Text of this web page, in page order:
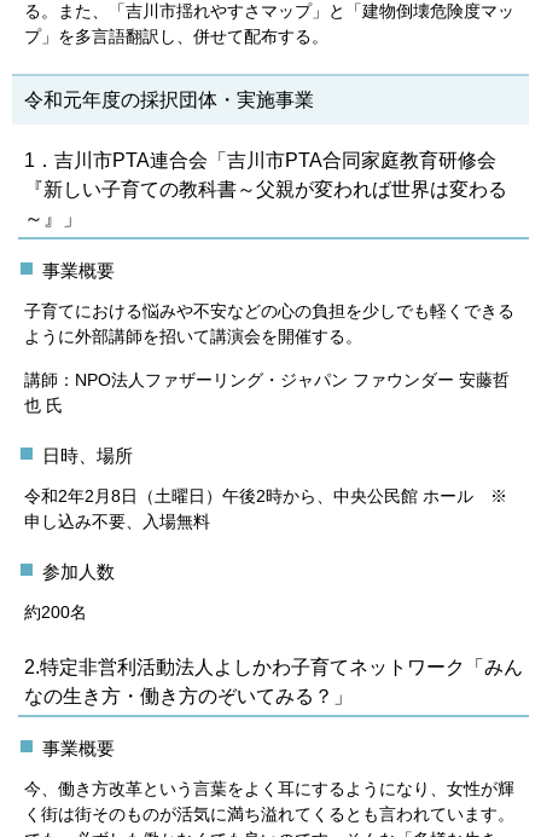
る。また、「吉川市揺れやすさマップ」と「建物倒壊危険度マッ
プ」を多言語翻訳し、併せて配布する。
令和元年度の採択団体・実施事業
1．吉川市PTA連合会「吉川市PTA合同家庭教育研修会
『新しい子育ての教科書～父親が変われば世界は変わる
～』」
事業概要
子育てにおける悩みや不安などの心の負担を少しでも軽くできる
ように外部講師を招いて講演会を開催する。
講師：NPO法人ファザーリング・ジャパン ファウンダー 安藤哲
也 氏
日時、場所
令和2年2月8日（土曜日）午後2時から、中央公民館 ホール ※
申し込み不要、入場無料
参加人数
約200名
2.特定非営利活動法人よしかわ子育てネットワーク「みん
なの生き方・働き方のぞいてみる？」
事業概要
今、働き方改革という言葉をよく耳にするようになり、女性が輝
く街は街そのものが活気に満ち溢れてくるとも言われています。